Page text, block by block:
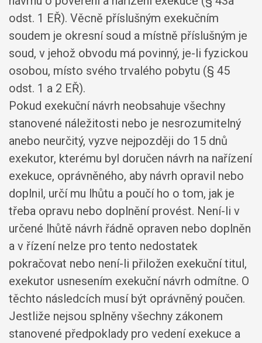
odst. 1 EŘ). Věcně příslušným exekučním
soudem je okresní soud a místně příslušným je
soud, v jehož obvodu má povinný, je-li fyzickou
osobou, místo svého trvalého pobytu (§ 45
odst. 1 a 2 EŘ).
Pokud exekuční návrh neobsahuje všechny
stanovené náležitosti nebo je nesrozumitelný
anebo neurčitý, vyzve nejpozději do 15 dnů
exekutor, kterému byl doručen návrh na nařízení
exekuce, oprávněného, aby návrh opravil nebo
doplnil, určí mu lhůtu a poučí ho o tom, jak je
třeba opravu nebo doplnění provést. Není-li v
určené lhůtě návrh řádně opraven nebo doplněn
a v řízení nelze pro tento nedostatek
pokračovat nebo není-li přiložen exekuční titul,
exekutor usnesením exekuční návrh odmítne. O
těchto následcích musí být oprávněný poučen.
Jestliže nejsou splněny všechny zákonem
stanovené předpoklady pro vedení exekuce a